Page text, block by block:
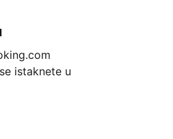
istaknete u